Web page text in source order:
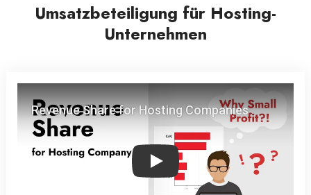
Umsatzbeteiligung für Hosting-
Unternehmen
Play